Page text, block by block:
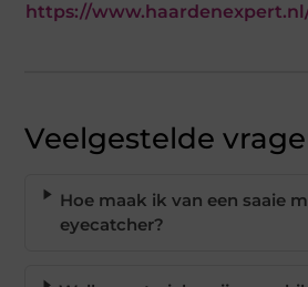
https://
Veelgestelde
Hoe maak ik van een saaie
eyecatcher?